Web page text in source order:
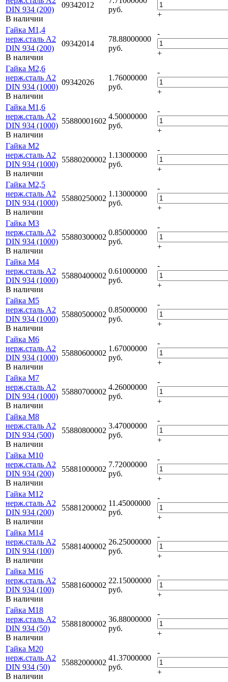
DIN 934 (200)
В наличии
09342012
руб.
+
Гайка M1,4
нерж.сталь A2
DIN 934 (200)
В наличии
09342014
78.88000000
руб.
-
+
Гайка M2,6
нерж.сталь A2
DIN 934 (1000)
В наличии
09342026
1.76000000
руб.
-
+
Гайка M1,6
нерж.сталь A2
DIN 934 (1000)
В наличии
55880001602
4.50000000
руб.
-
+
Гайка M2
нерж.сталь A2
DIN 934 (1000)
В наличии
55880200002
1.13000000
руб.
-
+
Гайка M2,5
нерж.сталь A2
DIN 934 (1000)
В наличии
55880250002
1.13000000
руб.
-
+
Гайка M3
нерж.сталь A2
DIN 934 (1000)
В наличии
55880300002
0.85000000
руб.
-
+
Гайка M4
нерж.сталь A2
DIN 934 (1000)
В наличии
55880400002
0.61000000
руб.
-
+
Гайка M5
нерж.сталь A2
DIN 934 (1000)
В наличии
55880500002
0.85000000
руб.
-
+
Гайка M6
нерж.сталь A2
DIN 934 (1000)
В наличии
55880600002
1.67000000
руб.
-
+
Гайка M7
нерж.сталь A2
DIN 934 (1000)
В наличии
55880700002
4.26000000
руб.
-
+
Гайка M8
нерж.сталь A2
DIN 934 (500)
В наличии
55880800002
3.47000000
руб.
-
+
Гайка M10
нерж.сталь A2
DIN 934 (200)
В наличии
55881000002
7.72000000
руб.
-
+
Гайка M12
нерж.сталь A2
DIN 934 (200)
В наличии
55881200002
11.45000000
руб.
-
+
Гайка M14
нерж.сталь A2
DIN 934 (100)
В наличии
55881400002
26.25000000
руб.
-
+
Гайка M16
нерж.сталь A2
DIN 934 (100)
В наличии
55881600002
22.15000000
руб.
-
+
Гайка M18
нерж.сталь A2
DIN 934 (50)
В наличии
55881800002
36.88000000
руб.
-
+
Гайка M20
нерж.сталь A2
DIN 934 (50)
В наличии
55882000002
41.37000000
руб.
-
+